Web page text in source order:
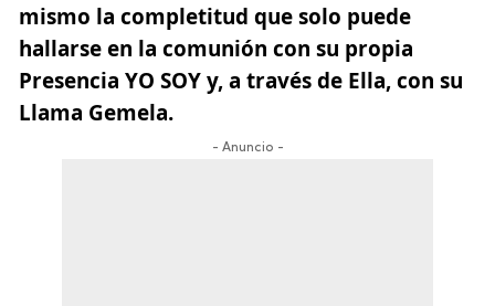
mismo la completitud que solo puede
hallarse en la comunión con su propia
Presencia YO SOY y, a través de Ella, con su
Llama Gemela.
- Anuncio -